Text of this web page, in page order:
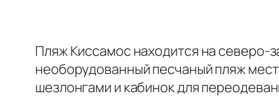
Пляж Киссамос находится на северо-
необорудованный песчаный пляж
шезлонгами и кабинок для